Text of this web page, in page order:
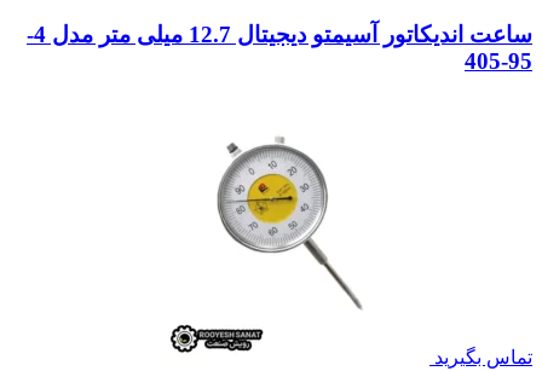
ساعت اندیکاتور آسیمتو دیجیتال 12.7 میلی متر مدل 4-
95-405
تماس بگیرید